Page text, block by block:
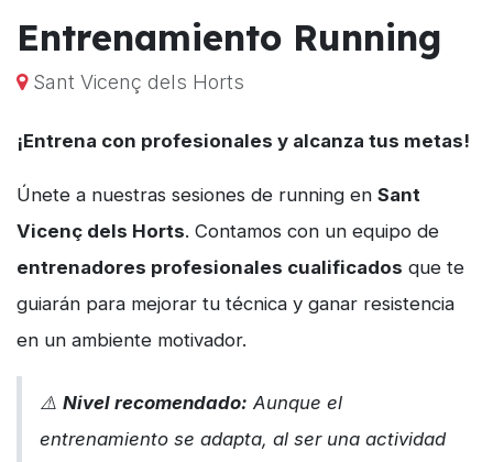
Entrenamiento Running
Sant Vicenç dels Horts
¡Entrena con profesionales y alcanza tus metas!
Únete a nuestras sesiones de running en Sant
Vicenç dels Horts. Contamos con un equipo de
entrenadores profesionales cualificados que te
guiarán para mejorar tu técnica y ganar resistencia
en un ambiente motivador.
⚠️ Nivel recomendado: Aunque el
entrenamiento se adapta, al ser una actividad